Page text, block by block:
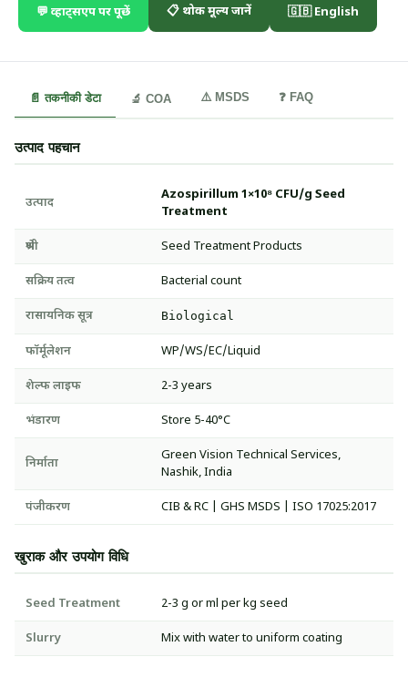
💬 व्हाट्सएप पर पूछें 📋 थोक मूल्य जानें 🇬🇧 English
📄 तकनीकी डेटा 🔬 COA ⚠️ MSDS ❓ FAQ
उत्पाद पहचान
उत्पाद
Azospirillum 1×10⁸ CFU/g Seed
Treatment
श्रेणी Seed Treatment Products
सक्रिय तत्व Bacterial count
रासायनिक सूत्र Biological
फॉर्मूलेशन WP/WS/EC/Liquid
शेल्फ लाइफ 2-3 years
भंडारण Store 5-40°C
निर्माता
Green Vision Technical Services,
Nashik, India
पंजीकरण CIB & RC | GHS MSDS | ISO 17025:2017
खुराक और उपयोग विधि
Seed Treatment 2-3 g or ml per kg seed
Slurry Mix with water to uniform coating